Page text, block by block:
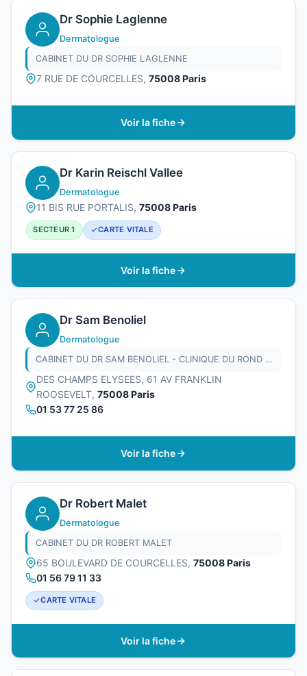
Dr Sophie Laglenne
Dermatologue
CABINET DU DR SOPHIE LAGLENNE
7 RUE DE COURCELLES, 75008 Paris
Voir la fiche
Dr Karin Reischl Vallee
Dermatologue
11 BIS RUE PORTALIS, 75008 Paris
SECTEUR 1 CARTE VITALE
Voir la fiche
Dr Sam Benoliel
Dermatologue
CABINET DU DR SAM BENOLIEL - CLINIQUE DU ROND POINT
DES CHAMPS ELYSEES, 61 AV FRANKLIN
ROOSEVELT, 75008 Paris
01 53 77 25 86
Voir la fiche
Dr Robert Malet
Dermatologue
CABINET DU DR ROBERT MALET
65 BOULEVARD DE COURCELLES, 75008 Paris
01 56 79 11 33
CARTE VITALE
Voir la fiche